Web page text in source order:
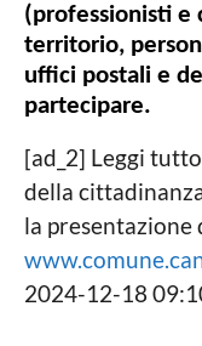
(professionisti e
territorio,
uffici postali e
partecipare.
[ad_2] Leggi
della
la presentazione
2024-12-18